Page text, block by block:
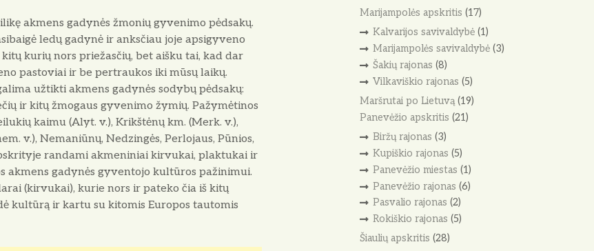
akmens gadynės žmonių gyvenimo pėdsakų.
ledų gadynė ir anksčiau joje apsigyveno
kurių nors priežasčių, bet aišku tai, kad dar
pastoviai ir be pertraukos iki mūsų laikų.
užtikti akmens gadynės sodybų pėdsakų:
ir kitų žmogaus gyvenimo žymių. Pažymėtinos
kaimu (Alyt. v.), Krikštėnų km. (Merk. v.),
v.), Nemaniūnų, Nedzingės, Perlojaus, Pūnios,
randami akmeniniai kirvukai, plaktukai ir
akmens gadynės gyventojo kultūros pažinimui.
(kirvukai), kurie nors ir pateko čia iš kitų
kultūrą ir kartu su kitomis Europos tautomis
Marijampolės apskritis (17)
Kalvarijos savivaldybė(1)
Marijampolės savivaldybė(3)
Šakių rajonas (8)
Vilkaviškio rajonas (5)
Maršrutai po Lietuvą(19)
Panevėžio apskritis (21)
Biržų rajonas (3)
Kupiškio rajonas (5)
Panevėžio miestas (1)
Panevėžio rajonas (6)
Pasvalio rajonas (2)
Rokiškio rajonas (5)
Šiaulių apskritis (28)